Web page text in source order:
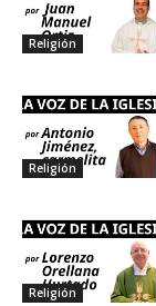
Religión
Religión
Religión